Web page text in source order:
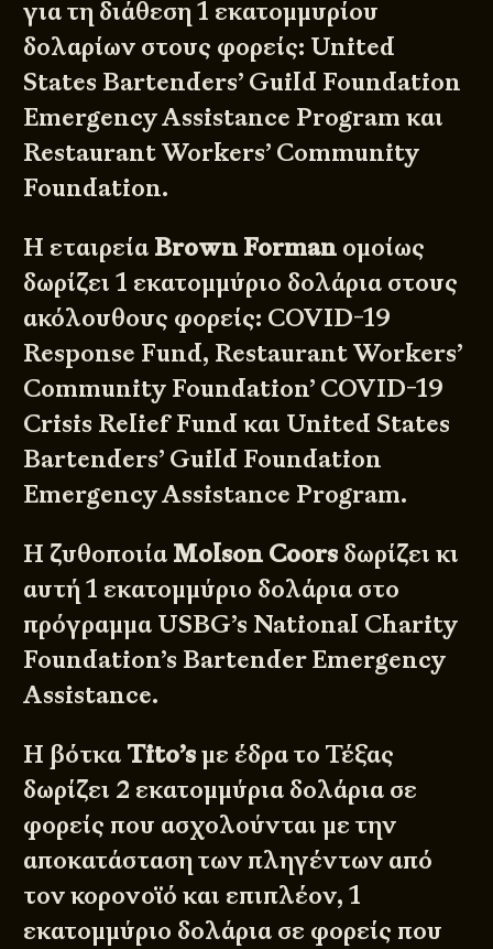
για τη διάθεση 1 εκατομμυρίου
δολαρίων στους φορείς: United
States Bartenders’ Guild Foundation
Emergency Assistance Program και
Restaurant Workers’ Community
Foundation.
Η εταιρεία Brown Forman ομοίως
δωρίζει 1 εκατομμύριο δολάρια στους
ακόλουθους φορείς: COVID-19
Response Fund, Restaurant Workers’
Community Foundation’ COVID-19
Crisis Relief Fund και United States
Bartenders’ Guild Foundation
Emergency Assistance Program.
Η ζυθοποιία Molson Coors δωρίζει κι
αυτή 1 εκατομμύριο δολάρια στο
πρόγραμμα USBG’s National Charity
Foundation’s Bartender Emergency
Assistance.
Η βότκα Tito’sμε έδρα το Τέξας
δωρίζει 2 εκατομμύρια δολάρια σε
φορείς που ασχολούνται με την
αποκατάσταση των πληγέντων από
τον κορονοϊό και επιπλέον, 1
εκατομμύριο δολάρια σε φορείς που